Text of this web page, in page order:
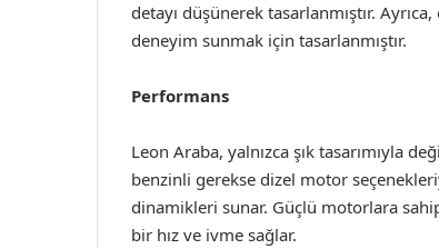
detayı düşünerek tasarlanmıştır.
deneyim sunmak için tasarlanmıştır.
Performans
Leon Araba, yalnızca şık tasarımıyla
benzinli gerekse dizel motor
dinamikleri sunar. Güçlü motorlara
bir hız ve ivme sağlar.